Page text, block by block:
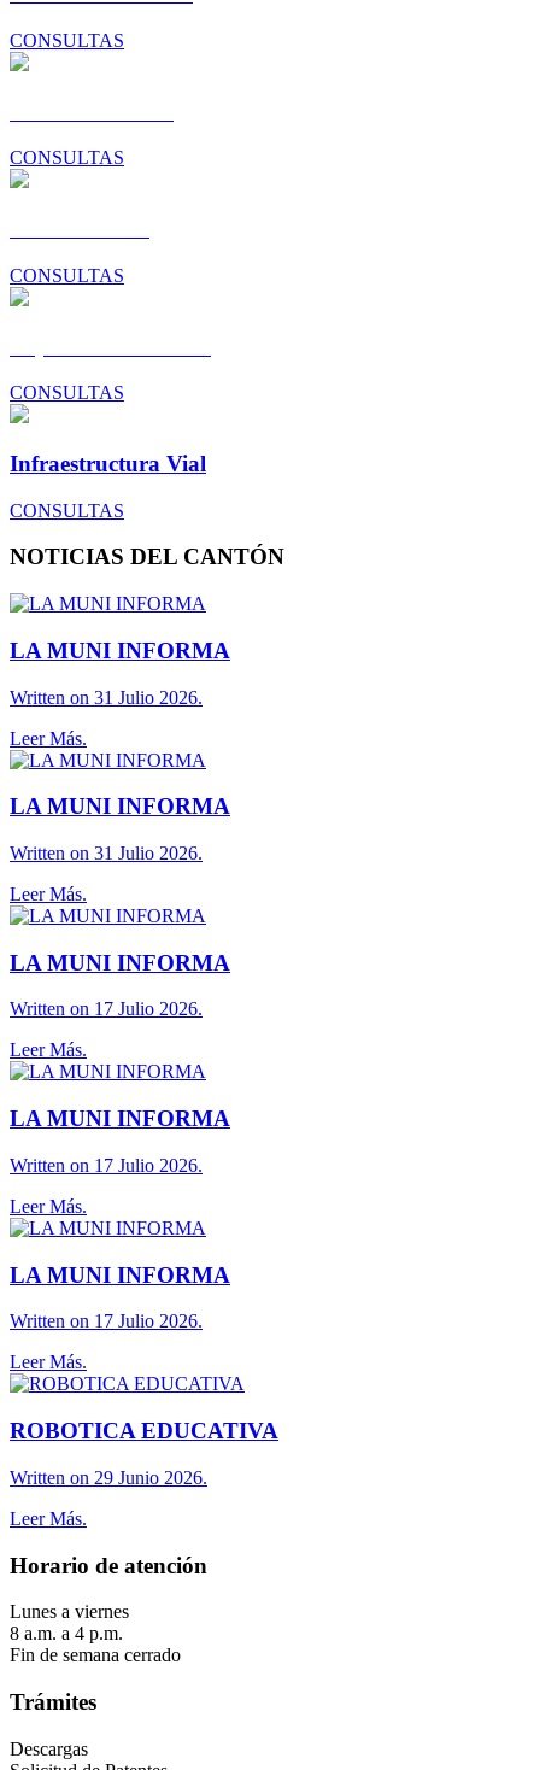
CONSULTAS
CONSULTAS
CONSULTAS
CONSULTAS
Infraestructura Vial
CONSULTAS
NOTICIAS DEL CANTÓN
LA MUNI INFORMA
Written on 31 Julio 2026.
Leer Más.
LA MUNI INFORMA
Written on 31 Julio 2026.
Leer Más.
LA MUNI INFORMA
Written on 17 Julio 2026.
Leer Más.
LA MUNI INFORMA
Written on 17 Julio 2026.
Leer Más.
LA MUNI INFORMA
Written on 17 Julio 2026.
Leer Más.
ROBOTICA EDUCATIVA
Written on 29 Junio 2026.
Leer Más.
Horario de atención
Lunes a viernes
8 a.m. a 4 p.m.
Fin de semana cerrado
Trámites
Descargas